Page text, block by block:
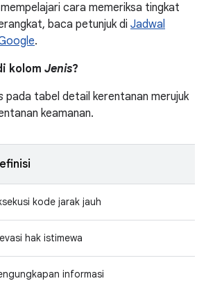
cara memeriksa tingkat
baca petunjuk di Jadwal
.
kolom Jenis?
pada tabel detail kerentanan merujuk
keamanan.
kode jarak jauh
hak istimewa
informasi